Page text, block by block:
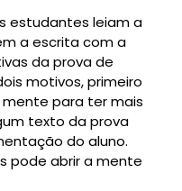
estudantes leiam a
a escrita com a
da prova de
motivos, primeiro
para ter mais
texto da prova
do aluno.
pode abrir a mente